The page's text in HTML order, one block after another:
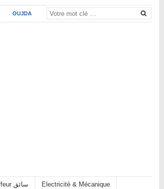
OUJDA
Chauffeur سائق Electricité & Mécanique